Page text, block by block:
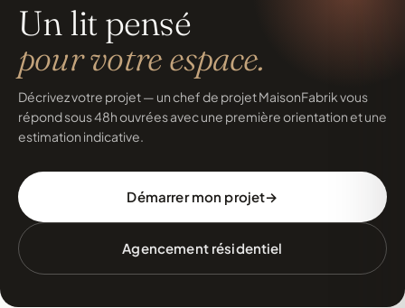
Un lit pensé
pour votre espace.
Décrivez votre projet — un chef de projet MaisonFabrik vous
répond sous 48h ouvrées avec une première orientation et une
estimation indicative.
Démarrer mon projet
Agencement résidentiel